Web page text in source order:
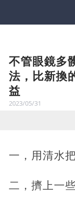
不管眼鏡多
法，比新換
益
2023/05/31
一，用清水
二，擠上一